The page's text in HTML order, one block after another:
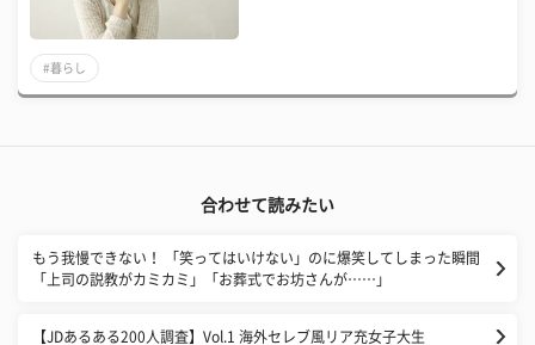
#暮らし
合わせて読みたい
もう我慢できない！ 「笑ってはいけない」のに爆笑してしまった瞬間
「上司の説教がカミカミ」「お葬式でお坊さんが……」
【JDあるある200人調査】Vol.1 海外セレブ風リア充女子大生